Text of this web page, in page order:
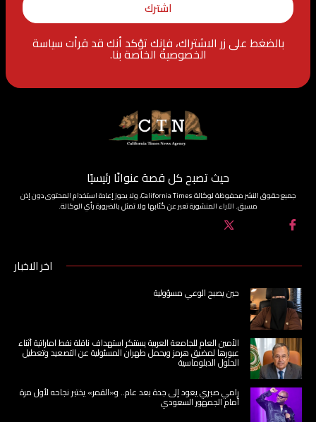
اشترك
بالضغط على زر الاشتراك، فإنك تؤكد أنك قد قرأت سياسة
الخصوصية الخاصة بنا.
حيث تصبح كل قصة عنوانًا رئيسيًا
جميع حقوق النشر محفوظة لوكالة California Times، ولا يجوز إعادة استخدام المحتوى دون إذن
مسبق. الآراء المنشورة تعبر عن كُتّابها ولا تمثل بالضرورة رأي الوكالة.
اخر الاخبار
حين يصبح الوعي مسؤولية
الأمين العام للجامعة العربية يستنكر استهداف ناقلة نفط اماراتية أثناء
عبورها لمضيق هرمز ويحمل طهران المسئولية عن التصعيد وتعطيل
الحلول الدبلوماسية
رامي صبري يعود إلى جدة بعد عام.. و«القمر» يختبر نجاحه لأول مرة
أمام الجمهور السعودي